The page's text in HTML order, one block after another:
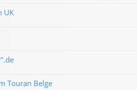
UK
Touran Belge